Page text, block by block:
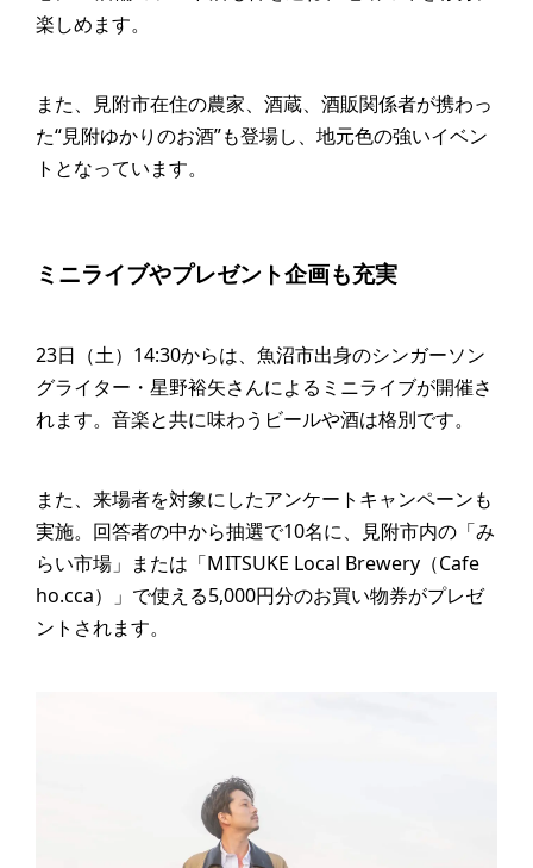
楽しめます。
また、見附市在住の農家、酒蔵、酒販関係者が携わっ
た“見附ゆかりのお酒”も登場し、地元色の強いイベン
トとなっています。
ミニライブやプレゼント企画も充実
23日（土）14:30からは、魚沼市出身のシンガーソン
グライター・星野裕矢さんによるミニライブが開催さ
れます。音楽と共に味わうビールや酒は格別です。
また、来場者を対象にしたアンケートキャンペーンも
実施。回答者の中から抽選で10名に、見附市内の「み
らい市場」または「MITSUKE Local Brewery（Cafe
ho.cca）」で使える5,000円分のお買い物券がプレゼ
ントされます。